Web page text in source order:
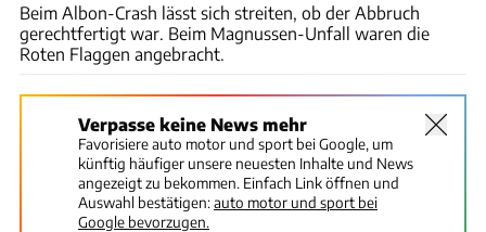
Beim Albon-Crash lässt sich streiten, ob der Abbruch
gerechtfertigt war. Beim Magnussen-Unfall waren die
Roten Flaggen angebracht.
Verpasse keine News mehr
Favorisiere auto motor und sport bei Google, um
künftig häufiger unsere neuesten Inhalte und News
angezeigt zu bekommen. Einfach Link öffnen und
Auswahl bestätigen:auto motor und sport bei
Google bevorzugen.